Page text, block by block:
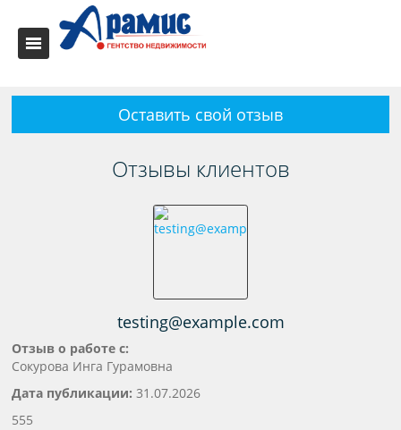
Оставить свой отзыв
Отзывы клиентов
testing@example.com
Отзыв о работе с:
Сокурова Инга Гурамовна
Дата публикации: 31.07.2026
555